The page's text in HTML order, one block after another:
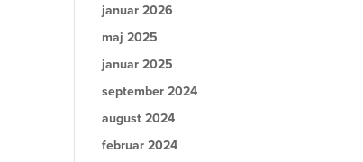
januar 2026
maj 2025
januar 2025
september 2024
august 2024
februar 2024